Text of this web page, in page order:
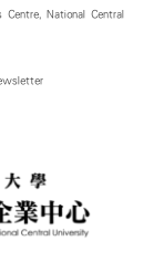
National Central